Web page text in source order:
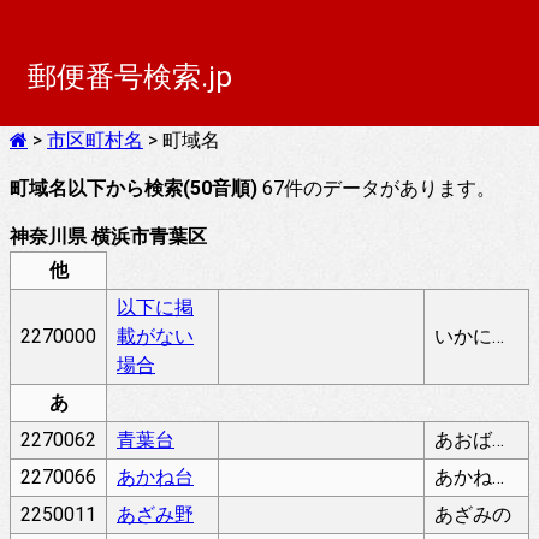
郵便番号検索.jp
> 市区町村名 > 町域名
町域名以下から検索(50音順) 67件のデータがあります。
神奈川県 横浜市青葉区
他
2270000
以下に掲
載がない
場合
いかにけいさいがないばあい
あ
2270062
青葉台
あおばだい
2270066
あかね台
あかねだい
2250011
あざみ野 あざみの